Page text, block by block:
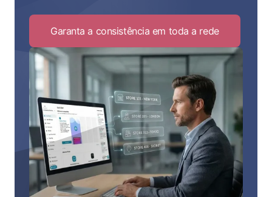
Garanta a consistência em toda a redeClick
to
Garanta
toda
a
rede